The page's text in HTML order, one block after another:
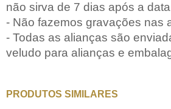
não sirva de 7 dias após a
- Não fazemos gravações nas
- Todas as alianças são
veludo para alianças e
PRODUTOS SIMILARES